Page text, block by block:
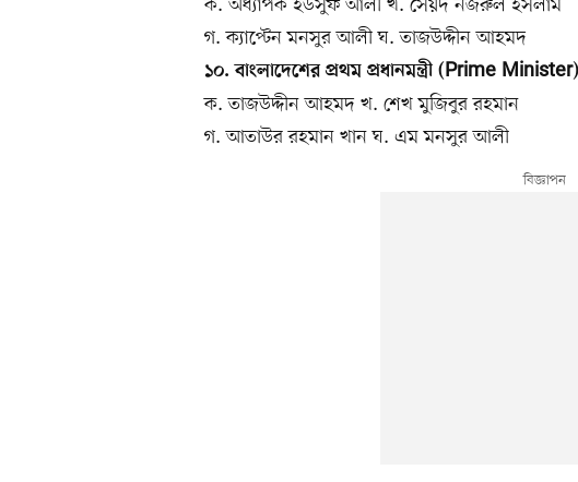
গ. ক্যাপ্টেন মনসুর আলী ঘ. তাজউদ্দীন আহমদ
১০. বাংলাদেশের প্রথম প্রধানমন্ত্রী (Prime
ক. তাজউদ্দীন আহমদ খ. শেখ মুজিবুর রহমান
গ. আতাউর রহমান খান ঘ. এম মনসুর আলী